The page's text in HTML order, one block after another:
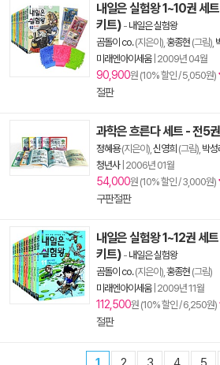
내일은 실험왕 1~10권 세
키트) - 내일은 실험왕
곰돌이 co.(지은이), 홍종현 (그림),
미래엔아이세움| 2009년 04월
90,900원 (10% 할인 / 5,050원)
절판
과학은 흐른다 세트 - 전5권
정혜용(지은이), 신영희 (그림), 박성
청년사| 2006년 01월
54,000원 (10% 할인 / 3,000원)
구판절판
내일은 실험왕 1~12권 세
키트) - 내일은 실험왕
곰돌이 co.(지은이), 홍종현 (그림)
미래엔아이세움| 2009년 11월
112,500원 (10% 할인 / 6,250원)
절판